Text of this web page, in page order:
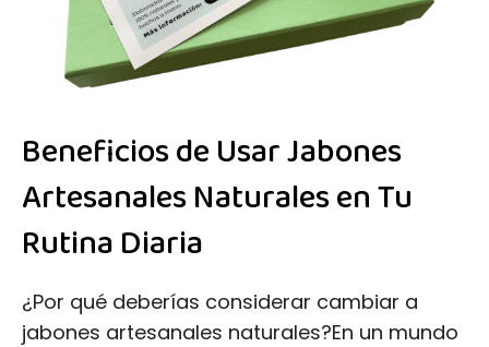
Beneficios de Usar Jabones
Artesanales Naturales en Tu
Rutina Diaria
¿Por qué deberías considerar cambiar a
jabones artesanales naturales?En un mundo